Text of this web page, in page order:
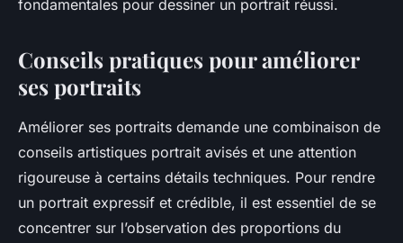
fondamentales pour dessiner un portrait réussi.
Conseils pratiques pour améliorer
ses portraits
Améliorer ses portraits demande une combinaison de
conseils artistiques portrait avisés et une attention
rigoureuse à certains détails techniques. Pour rendre
un portrait expressif et crédible, il est essentiel de se
concentrer sur l’observation des proportions du